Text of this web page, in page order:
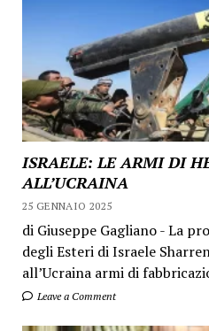
ISRAELE: LE ARMI DI
ALL’UCRAINA
25 GENNAIO 2025
di Giuseppe Gagliano - La
degli Esteri di Israele
all’Ucraina armi di
Leave a Comment